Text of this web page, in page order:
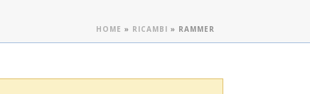
HOME » RICAMBI » RAMMER